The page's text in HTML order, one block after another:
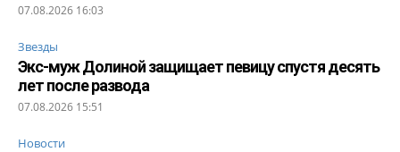
07.08.2026 16:03
Звезды
Экс-муж Долиной защищает певицу спустя десять
лет после развода
07.08.2026 15:51
Новости